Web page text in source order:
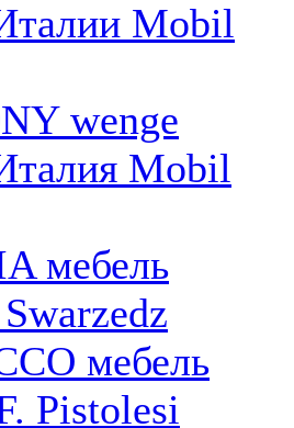
Mobil
wenge
Mobil
мебель
мебель
Pistolesi